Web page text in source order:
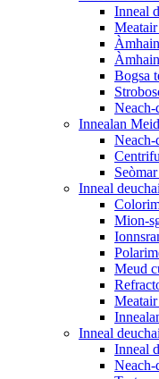
Inneal
Meatair
Bogsa
Neach-
Innealan
Neach-
Inneal
Mion-
Meud
Inneal
Inneal
Neach-